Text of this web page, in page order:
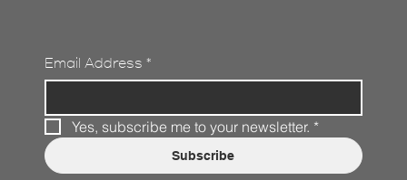
Email Address *
Yes, subscribe me to your newsletter. *
Subscribe